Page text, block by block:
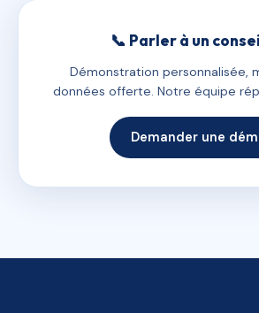
📞 Parler à un
Démonstration personnalisée,
données offerte. Notre équipe
Demander une